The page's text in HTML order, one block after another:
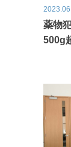
薬物
500g